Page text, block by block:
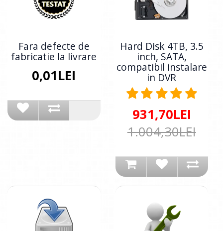
Fara defecte de
fabricatie la livrare
0,01LEI
Hard Disk 4TB, 3.5
inch, SATA,
compatibil instalare
in DVR
931,70LEI
1.004,30LEI